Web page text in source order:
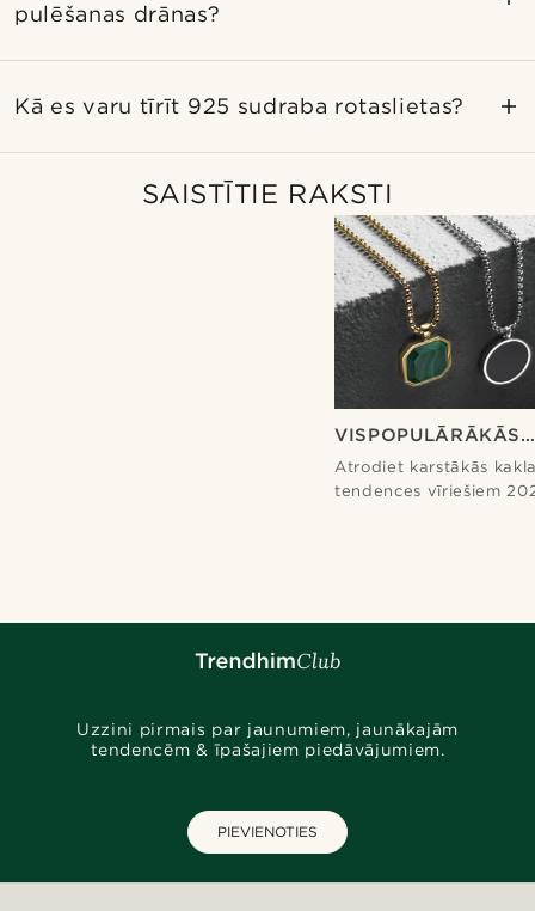
pulēšanas drānas?
Kā es varu tīrīt 925 sudraba rotaslietas?
SAISTĪTIE RAKSTI
VISPOPULĀRĀKĀS
KAKLAROTU
VĪRIETIEM 2024.
Atrodiet karstākās
tendences vīriešiem
Uzzini pirmais par jaunumiem, jaunākajām
tendencēm & īpašajiem piedāvājumiem.
PIEVIENOTIES